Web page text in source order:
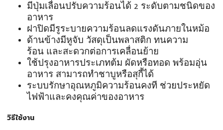
มีปุ่มเลื่อนปรับความร้อนได้ 2 ระดับตามชนิดของ
อาหาร
ฝาปิดมีรูระบายความร้อนลดแรงดันภายในหม้อ
ด้านข้างมีหูจับ วัสดุเป็นพลาสติก ทนความ
ร้อน และสะดวกต่อการเคลื่อนย้าย
ใช้ปรุงอาหารประเภทต้ม ผัดหรือทอด พร้อมอุ่น
อาหาร สามารถทำชาบูหรือสุกี้ได้
ระบบรักษาอุณหภูมิความร้อนคงที ช่วยประหยัด
ไฟฟ้าและคงคุณค่าของอาหาร
วิธีใช้งาน